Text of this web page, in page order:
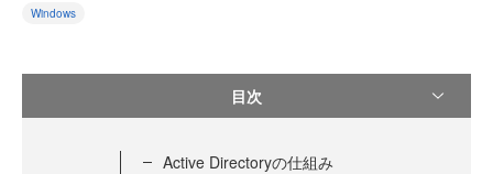
Windows
目次
Active Directoryの仕組み